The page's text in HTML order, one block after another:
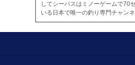
してシーバスはミノーゲームで70
いる日本で唯一の釣り専門チャン